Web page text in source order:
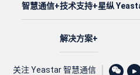
智慧通信 技术支持
解决方案
星纵
关注 Yeastar 智慧通信